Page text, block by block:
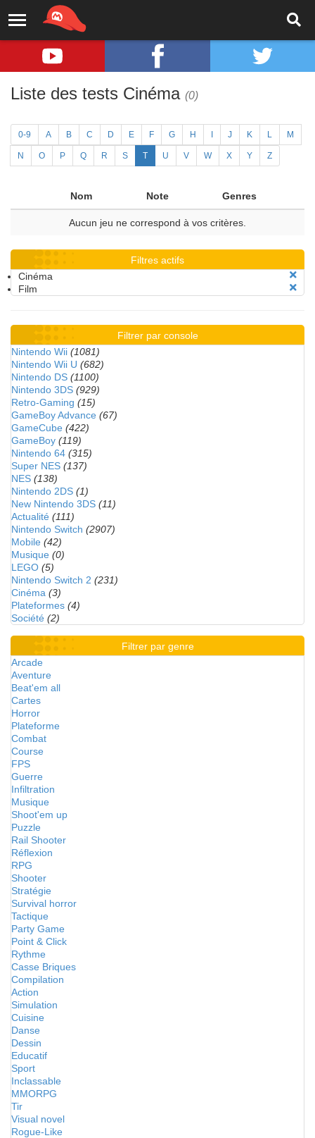
Liste des tests Cinéma (0)
0-9 A B C D E F G H J K L M
N O P Q R S T U V W X Y Z
Nom Note Genres
Aucun jeu ne correspond à vos critères.
Filtres actifs
Cinéma
Film
Filtrer par console
Nintendo Wii (1081)
Nintendo Wii U (682)
Nintendo DS (1100)
Nintendo 3DS (929)
Retro-Gaming (15)
GameBoy Advance (67)
GameCube (422)
GameBoy (119)
Nintendo 64 (315)
Super NES (137)
NES (138)
Nintendo 2DS (1)
New Nintendo 3DS (11)
Actualité (111)
Nintendo Switch (2907)
Mobile (42)
Musique (0)
LEGO (5)
Nintendo Switch 2 (231)
Cinéma (3)
Plateformes (4)
Société (2)
Filtrer par genre
Arcade
Aventure
Beat'em all
Cartes
Horror
Plateforme
Combat
Course
FPS
Guerre
Infiltration
Musique
Shoot'em up
Puzzle
Rail Shooter
Réflexion
RPG
Shooter
Stratégie
Survival horror
Tactique
Party Game
Point & Click
Rythme
Casse Briques
Compilation
Action
Simulation
Cuisine
Danse
Dessin
Educatif
Sport
Inclassable
MMORPG
Tir
Visual novel
Rogue-Like